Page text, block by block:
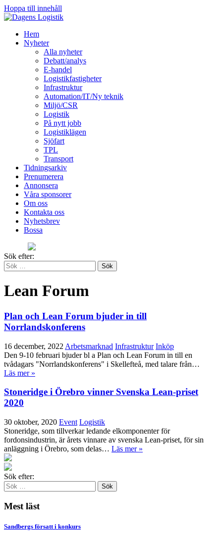
Hoppa till innehåll
Hem
Nyheter
Alla nyheter
Debatt/analys
E-handel
Logistikfastigheter
Infrastruktur
Automation/IT/Ny teknik
Miljö/CSR
Logistik
På nytt jobb
Logistiklägen
Sjöfart
TPL
Transport
Tidningsarkiv
Prenumerera
Annonsera
Våra sponsorer
Om oss
Kontakta oss
Nyhetsbrev
Bossa
Sök efter:
Lean Forum
Plan och Lean Forum bjuder in till
Norrlandskonferens
16 december, 2022 Arbetsmarknad Infrastruktur Inköp
Den 9-10 februari bjuder bl a Plan och Lean Forum in till en
tvådagars "Norrlandskonferens" i Skellefteå, med talare från…
Läs mer »
Stoneridge i Örebro vinner Svenska Lean-priset
2020
30 oktober, 2020 Event Logistik
Stoneridge, som tillverkar ledande elkomponenter för
fordonsindustrin, är årets vinnare av svenska Lean-priset, för sin
anläggning i Örebro, som delas… Läs mer »
Sök efter:
Mest läst
Sandbergs försatt i konkurs